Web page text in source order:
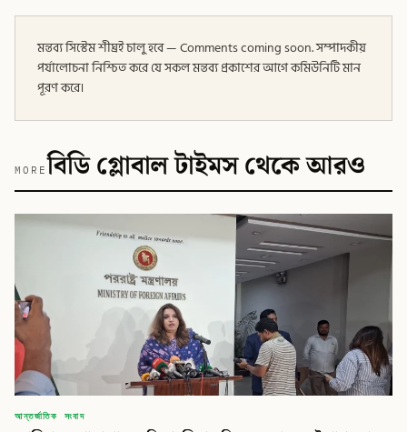
মন্তব্য সিস্টেম শীঘ্রই চালু হবে — Comments coming soon. সম্পাদকীয়
পর্যালোচনা নিশ্চিত করে যে সকল মন্তব্য প্রকাশের আগে কমিউনিটি মান
পূরণ করে।
MOREবিডি গ্লোবাল টাইমস থেকে আরও
আন্তর্জাতিক সংবাদ